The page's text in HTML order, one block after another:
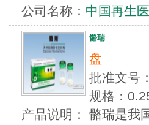
公司名称： 中国再生
骼瑞
盘
批准文号
规格：
产品说明： 骼瑞是我